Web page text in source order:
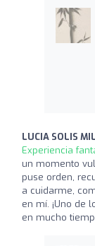
LUCIA SOLIS
Experiencia
un momento
puse orden,
a cuidarme,
en mí. ¡Uno de
en mucho